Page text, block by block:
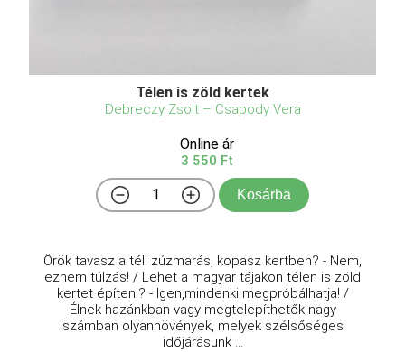
Télen is zöld kertek
Debreczy Zsolt – Csapody Vera
Online ár
3 550 Ft
Kosárba
Örök tavasz a téli zúzmarás, kopasz kertben? - Nem,
eznem túlzás! / Lehet a magyar tájakon télen is zöld
kertet építeni? - Igen,mindenki megpróbálhatja! /
Élnek hazánkban vagy megtelepíthetők nagy
számban olyannövények, melyek szélsőséges
időjárásunk ...